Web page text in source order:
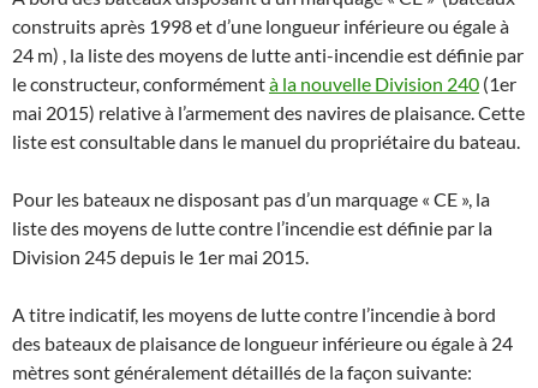
construits après 1998 et d’une longueur inférieure ou égale à
24 m) , la liste des moyens de lutte anti-incendie est définie par
le constructeur, conformémentà la nouvelle Division 240 (1er
mai 2015) relative à l’armement des navires de plaisance. Cette
liste est consultable dans le manuel du propriétaire du bateau.
Pour les bateaux ne disposant pas d’un marquage « CE », la
liste des moyens de lutte contre l’incendie est définie par la
Division 245 depuis le 1er mai 2015.
A titre indicatif, les moyens de lutte contre l’incendie à bord
des bateaux de plaisance de longueur inférieure ou égale à 24
mètres sont généralement détaillés de la façon suivante: